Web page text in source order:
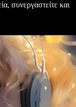
συνεργαστείτε και